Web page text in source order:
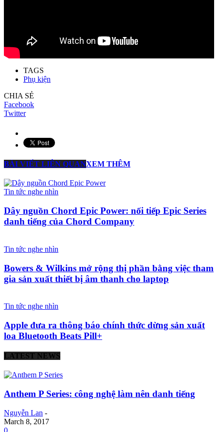
TAGS
Phụ kiện
CHIA SẺ
Facebook
Twitter
BÀI VIẾT LIÊN QUANXEM THÊM
Tin tức nghe nhìn
Dây nguồn Chord Epic Power: nối tiếp Epic Series
danh tiếng của Chord Company
Tin tức nghe nhìn
Bowers & Wilkins mở rộng thị phần bằng việc tham
gia sản xuất thiết bị âm thanh cho laptop
Tin tức nghe nhìn
Apple đưa ra thông báo chính thức dừng sản xuất
loa Bluetooth Beats Pill+
LATEST NEWS
Anthem P Series: công nghệ làm nên danh tiếng
Nguyễn Lan -
March 8, 2017
0